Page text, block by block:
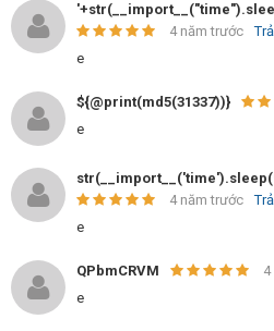
4 năm trước
e
${@print(md5(31337))}
e
4 năm trước
e
QPbmCRVM
e